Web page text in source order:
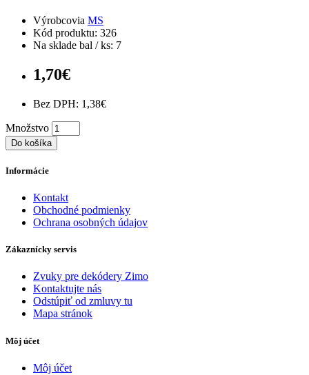
Výrobcovia MS
Kód produktu: 326
Na sklade bal / ks: 7
1,70€
Bez DPH: 1,38€
Množstvo
Do košíka
Informácie
Kontakt
Obchodné podmienky
Ochrana osobných údajov
Zákaznícky servis
Zvuky pre dekódery Zimo
Kontaktujte nás
Odstúpiť od zmluvy tu
Mapa stránok
Môj účet
Môj účet